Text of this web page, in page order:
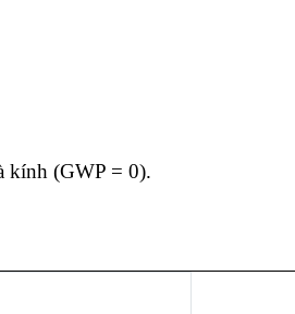
kính (GWP = 0).